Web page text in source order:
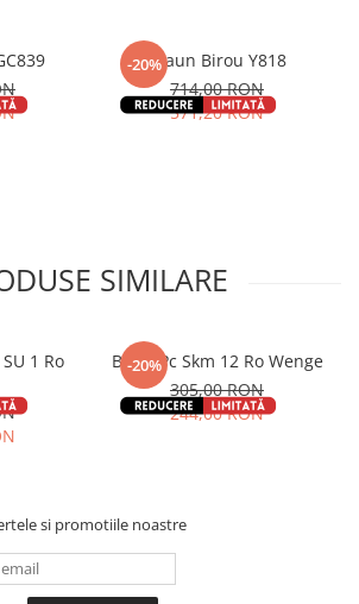
-20%Scaun Birou Y818
714,00 RON
571,20 RON
SIMILARE
1 Ro
-20%
Birou Pc Skm 12 Ro Wenge
305,00 RON
244,00 RON
si promotiile noastre